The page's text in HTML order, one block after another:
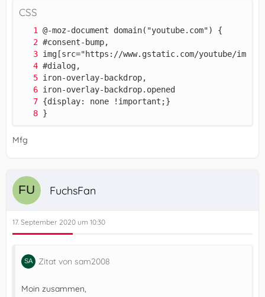
CSS
}
Mfg
FuchsFan
17. September 2020 um 10:30
Zitat von sam2008
Moin zusammen,